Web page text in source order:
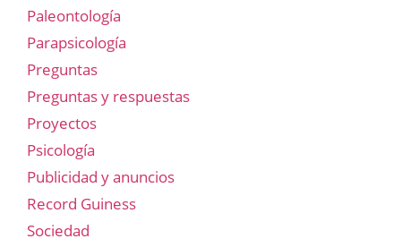
Paleontología
Parapsicología
Preguntas
Preguntas y respuestas
Proyectos
Psicología
Publicidad y anuncios
Record Guiness
Sociedad